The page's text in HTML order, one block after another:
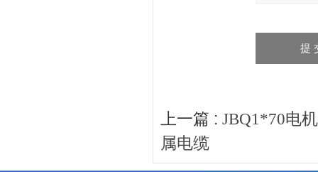
上一篇 : JBQ1*70电
属电缆